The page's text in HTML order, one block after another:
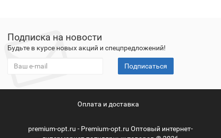
Подписка на новости
Будьте в курсе новых акций и спецпредложений!
Подписаться
Оплата и доставка
premium-opt.ru - Premium-opt.ru Оптовый интернет-